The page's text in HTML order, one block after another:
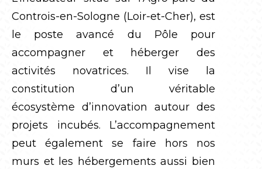
Controis-en-Sologne (Loir-et-Cher), est
le poste avancé du Pôle pour
accompagner et héberger des
activités novatrices. Il vise la
constitution d’un véritable
écosystème d’innovation autour des
projets incubés. L’accompagnement
peut également se faire hors nos
murs et les hébergements aussi bien